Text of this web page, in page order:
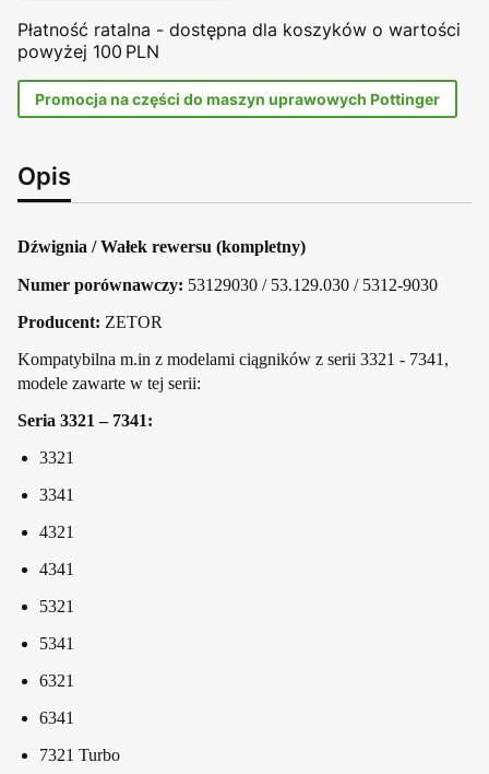
Płatność ratalna - dostępna dla koszyków o wartości
powyżej 100 PLN
Promocja na części do maszyn uprawowych Pottinger
Opis
Dźwignia / Wałek rewersu (kompletny)
Numer porównawczy: 53129030 / 53.129.030 / 5312-9030
Producent: ZETOR
Kompatybilna m.in z modelami ciągników z serii 3321 - 7341,
modele zawarte w tej serii:
Seria 3321 – 7341:
3321
3341
4321
4341
5321
5341
6321
6341
7321 Turbo